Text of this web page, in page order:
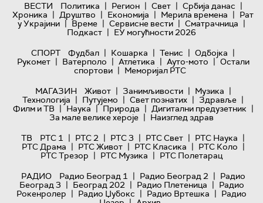
ВЕСТИ Политика | Регион | Свет | Србија данас |
Хроника | Друштво | Економија | Мерила времена | Рат
у Украјини | Време | Сервисне вести | Сматрачница |
Подкаст | ЕУ могућности 2026
СПОРТ
Фудбал | Кошарка | Тенис | Одбојка |
Рукомет | Ватерполо | Атлетика | Ауто-мото | Остали
спортови | Меморијал РТС
МАГАЗИН
Живот | Занимљивости | Музика |
Технологијa | Путујемо | Свет познатих | Здравље |
Филм и ТВ | Наука | Природа | Дигитални предузетник |
За мале велике хероје | Наизглед здрав
ТВ
РТС 1 | РТС 2 | РТС 3 | РТС Свет | РТС Наука |
РТС Драма | РТС Живот | РТС Класика | РТС Коло |
РТС Трезор | РТС Музика | РТС Полетарац
РАДИО
Радио Београд 1 | Радио Београд 2 | Радио
Београд 3 | Београд 202 | Радио Плетеница | Радио
Рокенролер | Радио Џубокс | Радио Вртешка | Радио